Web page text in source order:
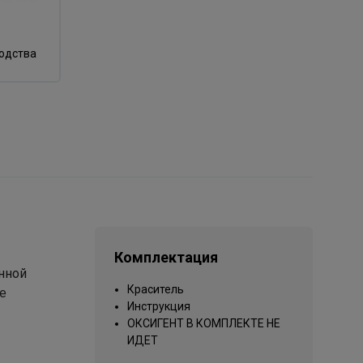
Комплектация
Краситель
Инструкция
ОКСИГЕНТ В КОМПЛЕКТЕ НЕ
ИДЕТ